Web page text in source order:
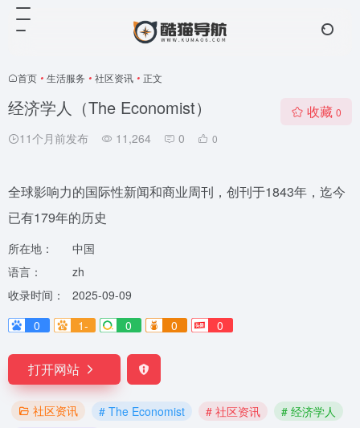
首页 • 生活服务 • 社区资讯 • 正文
经济学人（The Economist）
11个月前发布 11,264 0 0
收藏 0
全球影响力的国际性新闻和商业周刊，创刊于1843年，迄今
已有179年的历史
所在地：
中国
语言：
zh
收录时间：
2025-09-09
0
1- 0 0 0
打开网站
社区资讯 # The Economist # 社区资讯
# 经济学人